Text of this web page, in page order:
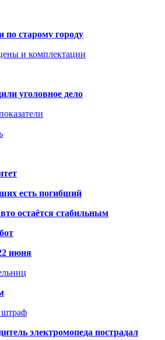
по старому городу
и комплектации
уголовное дело
есть погибший
остаётся стабильным
июня
штраф
электромопеда пострадал